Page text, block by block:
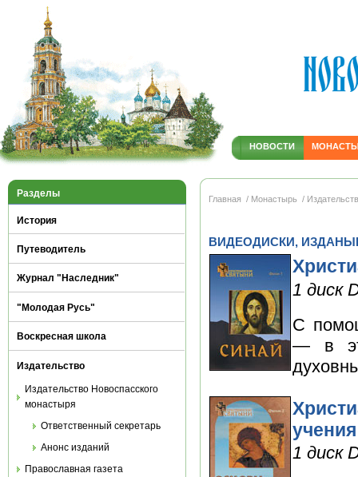
Главная / Монастырь /
ВИДЕОДИСКИ,
1 диск
С
— в
учения
1 диск
НОВОСТИ
Разделы
История
Путеводитель
Журнал "Наследник"
"Молодая Русь"
Воскресная школа
Издательство
Издательство Новоспасского
монастыря
Ответственный секретарь
Анонс изданий
Православная газета